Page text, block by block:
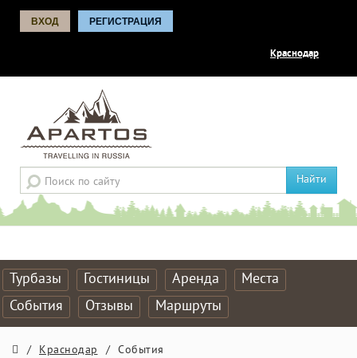
ВХОД РЕГИСТРАЦИЯ
Краснодар
Найти
Турбазы Гостиницы Аренда
Места
События
Отзывы Маршруты
/ Краснодар / События